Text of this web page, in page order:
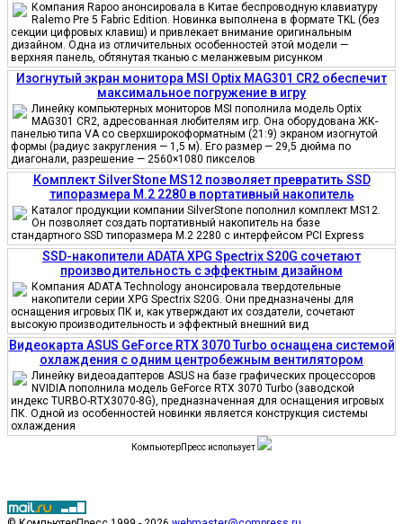
Компания Rapoo анонсировала в Китае беспроводную клавиатуру
Ralemo Pre 5 Fabric Edition. Новинка выполнена в формате TKL (без
секции цифровых клавиш) и привлекает внимание оригинальным
дизайном. Одна из отличительных особенностей этой модели —
верхняя панель, обтянутая тканью с меланжевым рисунком
Изогнутый экран монитора MSI Optix MAG301 CR2 обеспечит
максимальное погружение в игру
Линейку компьютерных мониторов MSI пополнила модель Optix
MAG301 CR2, адресованная любителям игр. Она оборудована ЖК-
панелью типа VA со сверхширокоформатным (21:9) экраном изогнутой
формы (радиус закругления — 1,5 м). Его размер — 29,5 дюйма по
диагонали, разрешение — 2560×1080 пикселов
Комплект SilverStone MS12 позволяет превратить SSD
типоразмера M.2 2280 в портативный накопитель
Каталог продукции компании SilverStone пополнил комплект MS12.
Он позволяет создать портативный накопитель на базе
стандартного SSD типоразмера M.2 2280 с интерфейсом PCI Express
SSD-накопители ADATA XPG Spectrix S20G сочетают
производительность с эффектным дизайном
Компания ADATA Technology анонсировала твердотельные
накопители серии XPG Spectrix S20G. Они предназначены для
оснащения игровых ПК и, как утверждают их создатели, сочетают
высокую производительность и эффектный внешний вид
Видеокарта ASUS GeForce RTX 3070 Turbo оснащена системой
охлаждения с одним центробежным вентилятором
Линейку видеоадаптеров ASUS на базе графических процессоров
NVIDIA пополнила модель GeForce RTX 3070 Turbo (заводской
индекс TURBO-RTX3070-8G), предназначенная для оснащения игровых
ПК. Одной из особенностей новинки является конструкция системы
охлаждения
КомпьютерПресс использует